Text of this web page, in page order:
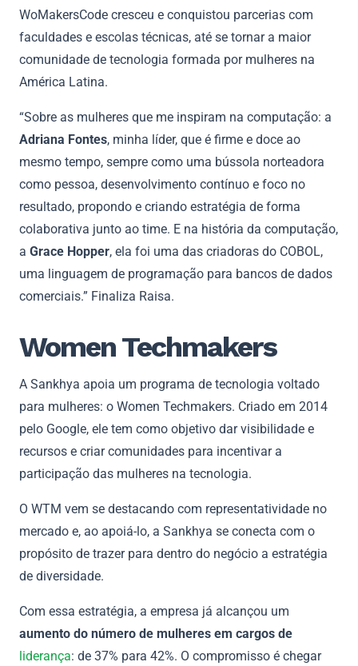
WoMakersCode cresceu e conquistou parcerias com
faculdades e escolas técnicas, até se tornar a maior
comunidade de tecnologia formada por mulheres na
América Latina.
“Sobre as mulheres que me inspiram na computação: a
Adriana Fontes, minha líder, que é firme e doce ao
mesmo tempo, sempre como uma bússola norteadora
como pessoa, desenvolvimento contínuo e foco no
resultado, propondo e criando estratégia de forma
colaborativa junto ao time. E na história da computação,
a Grace Hopper, ela foi uma das criadoras do COBOL,
uma linguagem de programação para bancos de dados
comerciais.” Finaliza Raisa.
Women Techmakers
A Sankhya apoia um programa de tecnologia voltado
para mulheres: o Women Techmakers. Criado em 2014
pelo Google, ele tem como objetivo dar visibilidade e
recursos e criar comunidades para incentivar a
participação das mulheres na tecnologia.
O WTM vem se destacando com representatividade no
mercado e, ao apoiá-lo, a Sankhya se conecta com o
propósito de trazer para dentro do negócio a estratégia
de diversidade.
Com essa estratégia, a empresa já alcançou um
aumento do número de mulheres em cargos de
liderança: de 37% para 42%. O compromisso é chegar